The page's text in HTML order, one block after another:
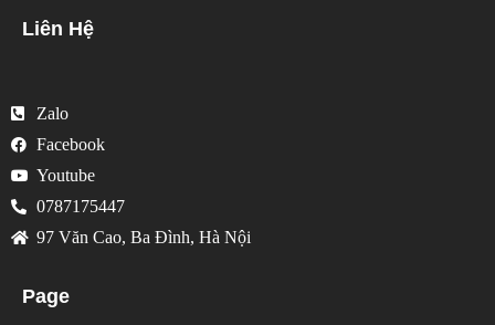
Liên Hệ
Zalo
Facebook
Youtube
0787175447
97 Văn Cao, Ba Đình, Hà Nội
Page